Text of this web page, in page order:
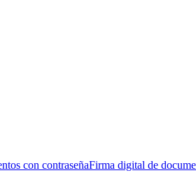
con contraseñaFirma digital de